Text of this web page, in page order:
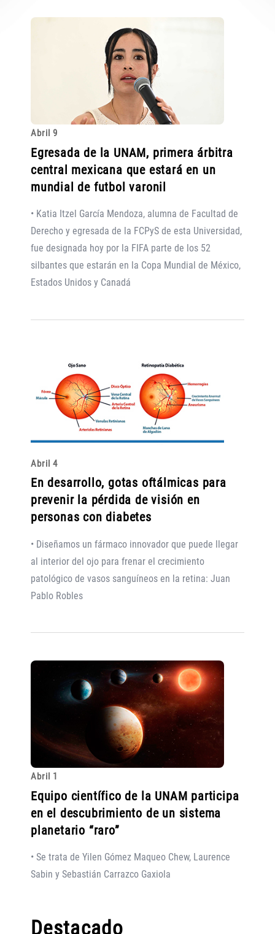
Abril 9
Egresada de la UNAM, primera árbitra
central mexicana que estará en un
mundial de futbol varonil
• Katia Itzel García Mendoza, alumna de Facultad de
Derecho y egresada de la FCPyS de esta Universidad,
fue designada hoy por la FIFA parte de los 52
silbantes que estarán en la Copa Mundial de México,
Estados Unidos y Canadá
Abril 4
En desarrollo, gotas oftálmicas para
prevenir la pérdida de visión en
personas con diabetes
• Diseñamos un fármaco innovador que puede llegar
al interior del ojo para frenar el crecimiento
patológico de vasos sanguíneos en la retina: Juan
Pablo Robles
Abril 1
Equipo científico de la UNAM participa
en el descubrimiento de un sistema
planetario “raro”
• Se trata de Yilen Gómez Maqueo Chew, Laurence
Sabin y Sebastián Carrazco Gaxiola
Destacado